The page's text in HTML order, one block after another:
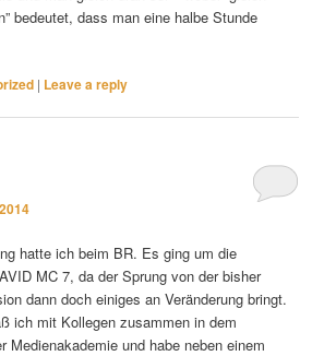
bedeutet, dass man eine halbe Stunde
| Leave a reply
hatte ich beim BR. Es ging um die
MC 7, da der Sprung von der bisher
dann doch einiges an Veränderung bringt.
ich mit Kollegen zusammen in dem
Medienakademie und habe neben einem